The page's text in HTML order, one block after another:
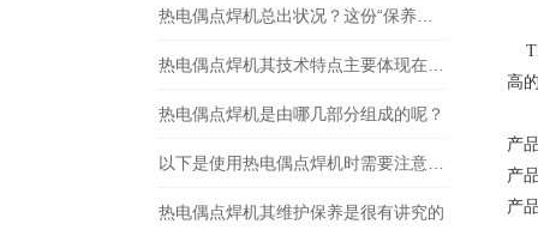
热电偶点焊机是由哪几部分组成的呢？
热电偶点焊机其维护保养是很有讲究的
高
产
产
产